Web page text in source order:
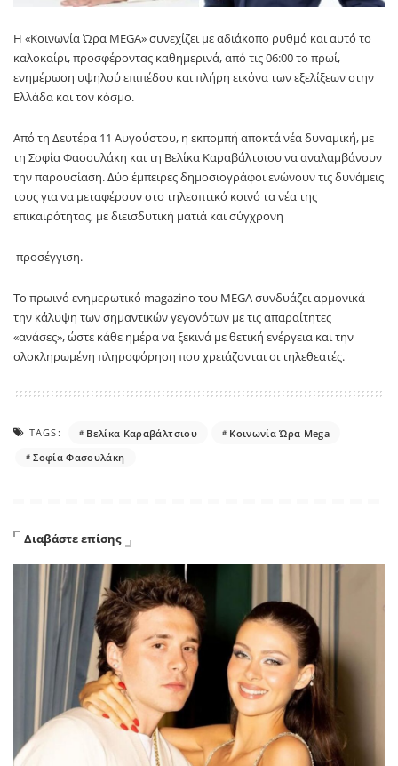
Η «Κοινωνία Ώρα MEGA» συνεχίζει με αδιάκοπο ρυθμό και αυτό το
καλοκαίρι, προσφέροντας καθημερινά, από τις 06:00 το πρωί,
ενημέρωση υψηλού επιπέδου και πλήρη εικόνα των εξελίξεων στην
Ελλάδα και τον κόσμο.
Από τη Δευτέρα 11 Αυγούστου, η εκπομπή αποκτά νέα δυναμική, με
τη Σοφία Φασουλάκη και τη Βελίκα Καραβάλτσιου να αναλαμβάνουν
την παρουσίαση. Δύο έμπειρες δημοσιογράφοι ενώνουν τις δυνάμεις
τους για να μεταφέρουν στο τηλεοπτικό κοινό τα νέα της
επικαιρότητας, με διεισδυτική ματιά και σύγχρονη
προσέγγιση.
Το πρωινό ενημερωτικό magazino του MEGA συνδυάζει αρμονικά
την κάλυψη των σημαντικών γεγονότων με τις απαραίτητες
«ανάσες», ώστε κάθε ημέρα να ξεκινά με θετική ενέργεια και την
ολοκληρωμένη πληροφόρηση που χρειάζονται οι τηλεθεατές.
TAGS: Βελίκα Καραβάλτσιου
Κοινωνία Ώρα Mega
Σοφία Φασουλάκη
Διαβάστε επίσης